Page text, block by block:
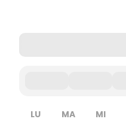
LU MA MI